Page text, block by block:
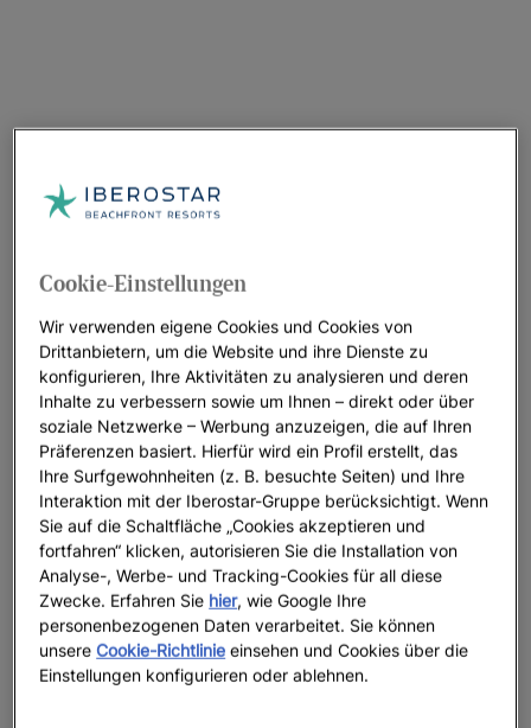
Cookie-Einstellungen
Wir verwenden eigene Cookies und Cookies von
Drittanbietern, um die Website und ihre Dienste zu
konfigurieren, Ihre Aktivitäten zu analysieren und deren
Inhalte zu verbessern sowie um Ihnen – direkt oder über
soziale Netzwerke – Werbung anzuzeigen, die auf Ihren
Präferenzen basiert. Hierfür wird ein Profil erstellt, das
Ihre Surfgewohnheiten (z. B. besuchte Seiten) und Ihre
Interaktion mit der Iberostar-Gruppe berücksichtigt. Wenn
Sie auf die Schaltfläche „Cookies akzeptieren und
fortfahren“ klicken, autorisieren Sie die Installation von
Analyse-, Werbe- und Tracking-Cookies für all diese
Zwecke. Erfahren Sie hier, wie Google Ihre
personenbezogenen Daten verarbeitet. Sie können
unsereCookie-Richtlinie einsehen und Cookies über die
Einstellungen konfigurieren oder ablehnen.